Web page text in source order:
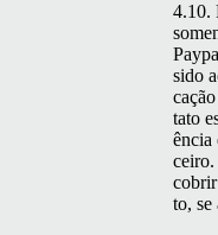
4.10.
sido
ta­to
ên­cia
ceiro.
to, se